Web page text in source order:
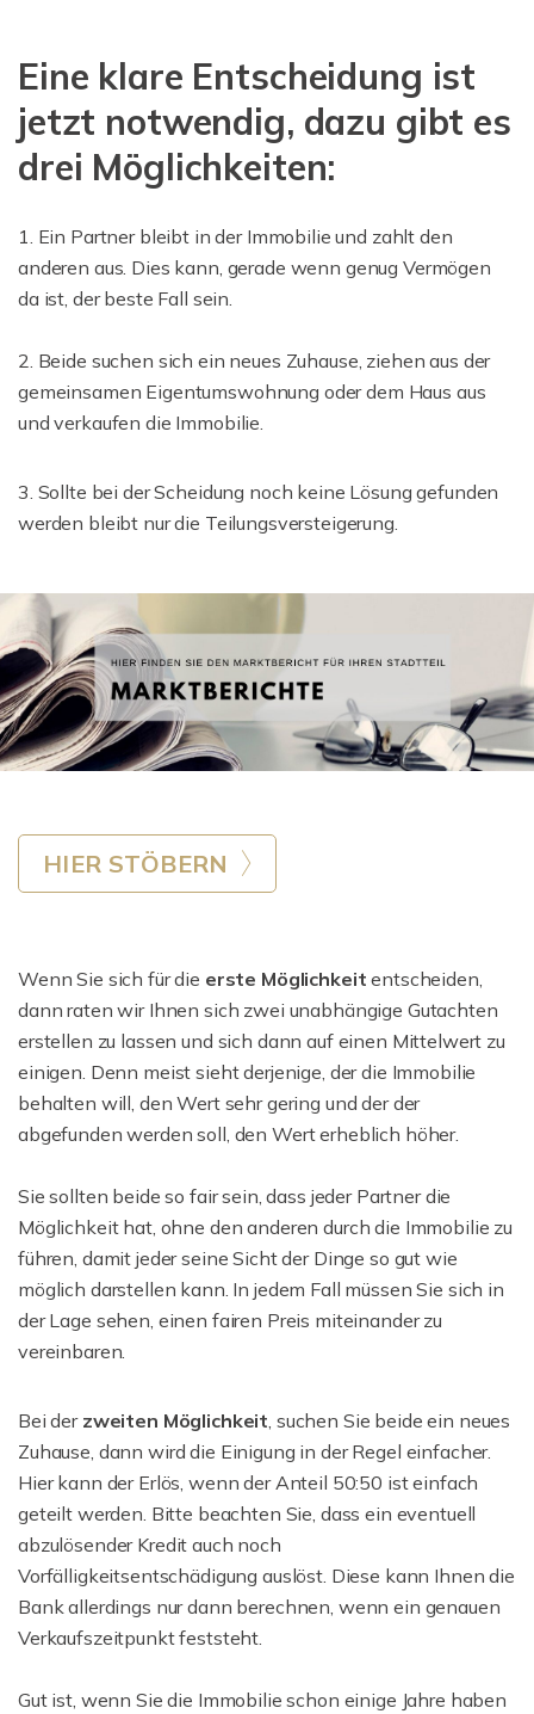
Eine klare Entscheidung ist
jetzt notwendig, dazu gibt es
drei Möglichkeiten:
1. Ein Partner bleibt in der Immobilie und zahlt den
anderen aus. Dies kann, gerade wenn genug Vermögen
da ist, der beste Fall sein.
2. Beide suchen sich ein neues Zuhause, ziehen aus der
gemeinsamen Eigentumswohnung oder dem Haus aus
und verkaufen die Immobilie.
3. Sollte bei der Scheidung noch keine Lösung gefunden
werden bleibt nur die Teilungsversteigerung.
HIER STÖBERN
Wenn Sie sich für die erste Möglichkeit entscheiden,
dann raten wir Ihnen sich zwei unabhängige Gutachten
erstellen zu lassen und sich dann auf einen Mittelwert zu
einigen. Denn meist sieht derjenige, der die Immobilie
behalten will, den Wert sehr gering und der der
abgefunden werden soll, den Wert erheblich höher.
Sie sollten beide so fair sein, dass jeder Partner die
Möglichkeit hat, ohne den anderen durch die Immobilie zu
führen, damit jeder seine Sicht der Dinge so gut wie
möglich darstellen kann. In jedem Fall müssen Sie sich in
der Lage sehen, einen fairen Preis miteinander zu
vereinbaren.
Bei der zweiten Möglichkeit , suchen Sie beide ein neues
Zuhause, dann wird die Einigung in der Regel einfacher.
Hier kann der Erlös, wenn der Anteil 50:50 ist einfach
geteilt werden. Bitte beachten Sie, dass ein eventuell
abzulösender Kredit auch noch
Vorfälligkeitsentschädigung auslöst. Diese kann Ihnen die
Bank allerdings nur dann berechnen, wenn ein genauen
Verkaufszeitpunkt feststeht.
Gut ist, wenn Sie die Immobilie schon einige Jahre haben